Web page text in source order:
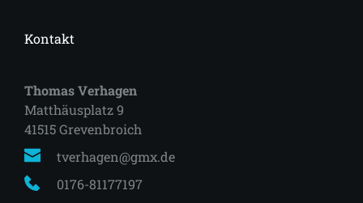
Kontakt
Thomas Verhagen
Matthäusplatz 9
41515 Grevenbroich
tverhagen@gmx.de
0176-81177197